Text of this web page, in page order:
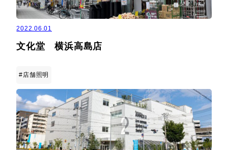
2022.06.01
文化堂 横浜高島店
#店舗照明